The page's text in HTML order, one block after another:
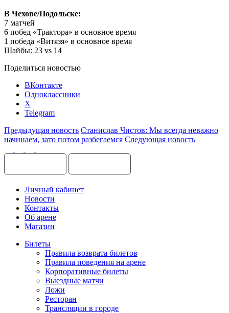
В Чехове/Подольске:
7 матчей
6 побед «Трактора» в основное время
1 победа «Витязя» в основное время
Шайбы: 23 vs 14
Поделиться новостью
ВКонтакте
Одноклассники
X
Telegram
Предыдущая новость Станислав Чистов: Мы всегда неважно
начинаем, зато потом разбегаемся Следующая новость
Личный кабинет
Новости
Контакты
Об арене
Магазин
Билеты
Правила возврата билетов
Правила поведения на арене
Корпоративные билеты
Выездные матчи
Ложи
Ресторан
Трансляции в городе